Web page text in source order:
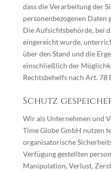
dass die Verarbeitung der
personenbezogenen Daten
Die Aufsichtsbehörde, bei
eingereicht wurde,
über den Stand und die
einschließlich der
Rechtsbehelfs nach Art. 78
Schutz
Wir als Unternehmen und
Time Globe GmbH nutzen
organisatorische
Verfügung gestellten
Manipulation, Verlust,